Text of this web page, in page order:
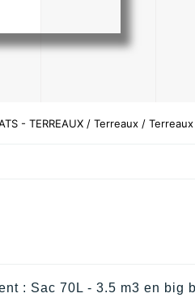
- TERREAUX / Terreaux /
: Sac 70L - 3.5 m3 en big